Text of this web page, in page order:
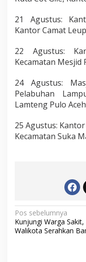
21 Agustus:
Kantor Camat
22 Agustus:
Kecamatan Mesjid
24 Agustus:
Pelabuhan
Lamteng Pulo
25 Agustus:
Kecamatan Suka
N
a
Pos sebelumnya
Kunjungi Warga Sakit,
Walikota Serahkan